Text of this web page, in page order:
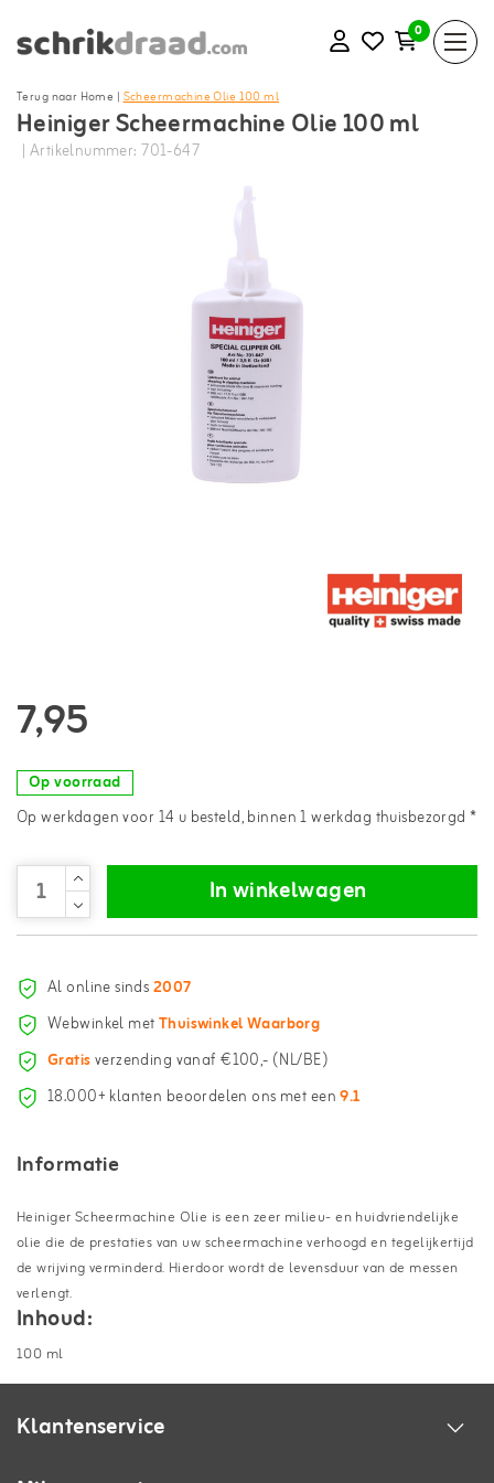
0
Terug naar Home |Scheermachine Olie 100 ml
Heiniger Scheermachine Olie 100 ml
| Artikelnummer: 701-647
7,95
Op voorraad
Op werkdagen voor 14 u besteld, binnen 1 werkdag thuisbezorgd *
In winkelwagen
Al online sinds2007
Webwinkel metThuiswinkel Waarborg
Gratisverzending vanaf €100,- (NL/BE)
18.000+ klanten beoordelen ons met een9.1
Informatie
Heiniger Scheermachine Olie is een zeer milieu- en huidvriendelijke
olie die de prestaties van uw scheermachine verhoogd en tegelijkertijd
de wrijving verminderd. Hierdoor wordt de levensduur van de messen
verlengt.
Inhoud:
100 ml
Klantenservice